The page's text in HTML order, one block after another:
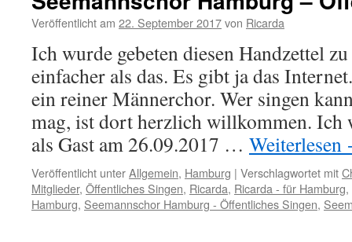
Veröffentlicht am 22. September 2017von Ricarda
Ich wurde gebeten diesen Handzettel
einfacher als das. Es gibt ja das
ein reiner Männerchor. Wer singen
mag, ist dort herzlich willkommen. Ich
als Gast am 26.09.2017 … Weiterlesen
Veröffentlicht unterAllgemein, Hamburg | Verschlagwortet mit
Mitglieder, Öffentliches Singen, Ricarda, Ricarda - für Hamburg,
Hamburg, Seemannschor Hamburg - Öffentliches Singen,